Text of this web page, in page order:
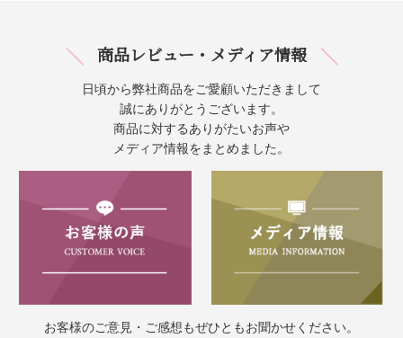
商品レビュー・メディア情報
日頃から弊社商品をご愛顧いただきまして
誠にありがとうございます。
商品に対するありがたいお声や
メディア情報をまとめました。
お客様のご意見・ご感想もぜひともお聞かせください。